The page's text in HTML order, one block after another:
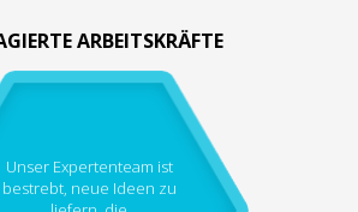
ARBEITSKRÄFTE
Unser Expertenteam ist
bestrebt, neue Ideen zu